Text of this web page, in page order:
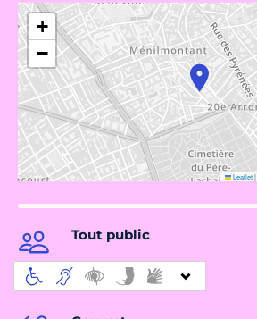
+
−
Leaflet|
Tout public